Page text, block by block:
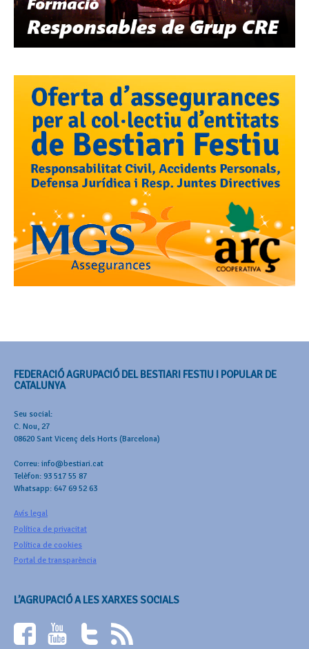
FEDERACIÓ AGRUPACIÓ DEL BESTIARI FESTIU I POPULAR DE
CATALUNYA
Seu social:
C. Nou, 27
08620 Sant Vicenç dels Horts (Barcelona)
Correu: info@bestiari.cat
Telèfon: 93 517 55 87
Whatsapp: 647 69 52 63
Avís legal
Política de privacitat
Política de cookies
Portal de transparència
L’AGRUPACIÓ A LES XARXES SOCIALS